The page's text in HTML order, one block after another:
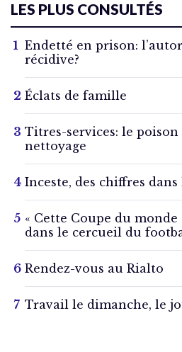
LES PLUS CONSULTÉS
Endetté en prison:
récidive?
Éclats de famille
Titres-services: le
nettoyage
Inceste, des chiffres dans
« Cette Coupe du
dans le cercueil du
Rendez-vous au Rialto
Travail le dimanche, le